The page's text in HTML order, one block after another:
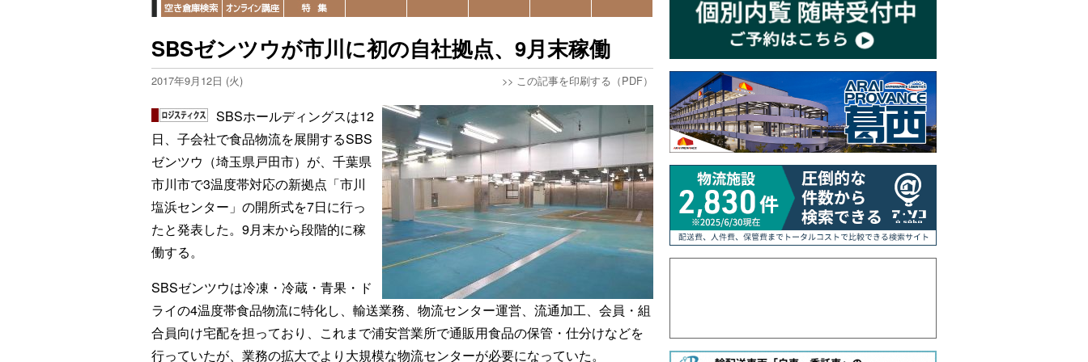
SBSゼンツウが市川に初の自社拠点、9月末稼働
2017年9月12日 (火) >> この記事を印刷する（PDF）
SBSホールディングスは12
日、子会社で食品物流を展開するSBS
ゼンツウ（埼玉県戸田市）が、千葉県
市川市で3温度帯対応の新拠点「市川
塩浜センター」の開所式を7日に行っ
たと発表した。9月末から段階的に稼
働する。
SBSゼンツウは冷凍・冷蔵・青果・ド
ライの4温度帯食品物流に特化し、輸送業務、物流センター運営、流通加工、会員・組
合員向け宅配を担っており、これまで浦安営業所で通販用食品の保管・仕分けなどを
行っていたが、業務の拡大でより大規模な物流センターが必要になっていた。